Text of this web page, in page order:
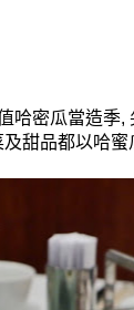
哈密瓜當造季,
甜品都以哈蜜